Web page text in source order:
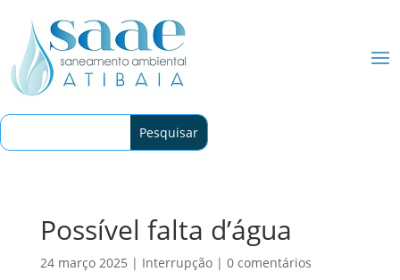
Possível falta d’água
24 março 2025 | Interrupção| 0 comentários